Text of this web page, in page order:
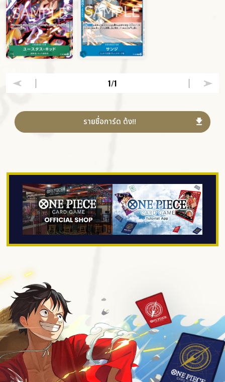
1/1
รายชื่อการ์ด ด้ง!!